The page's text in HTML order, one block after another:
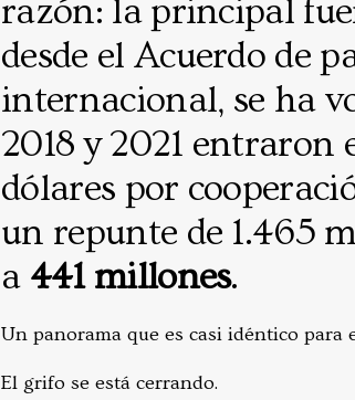
razón: la principal
desde el Acuerdo de
internacional, se ha
2018 y 2021 entraron
dólares por
un repunte de 1.465
a 441 millones.
Un panorama que es casi idéntico para
El grifo se está cerrando.